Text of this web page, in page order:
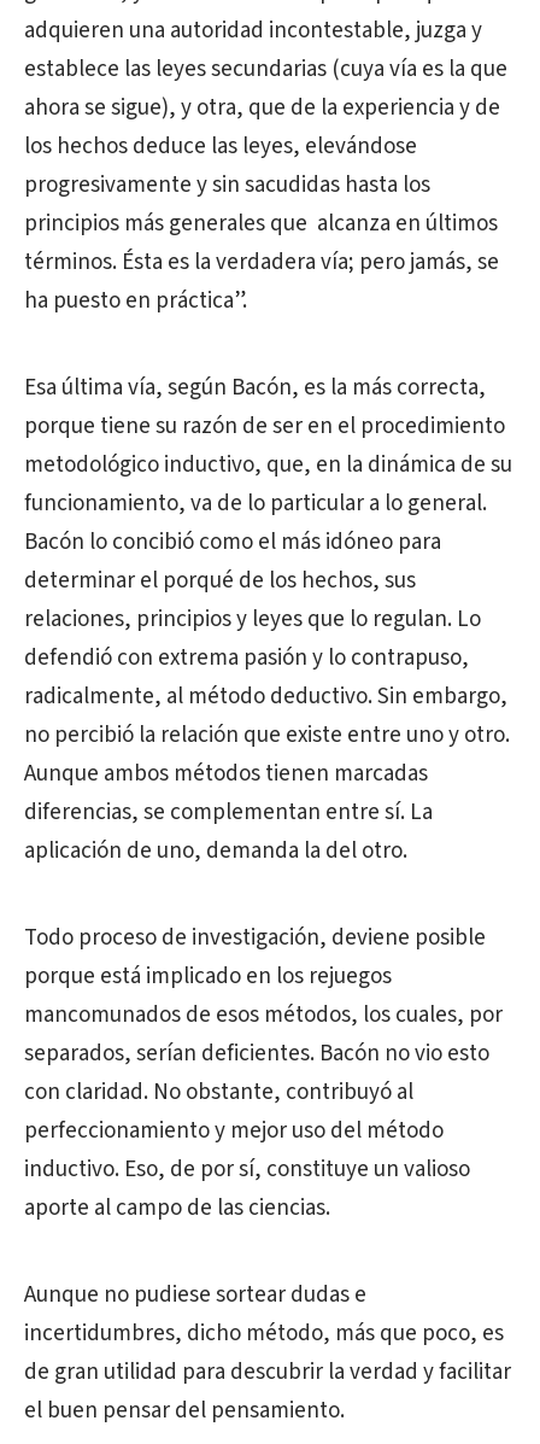
adquieren una autoridad incontestable, juzga y
establece las leyes secundarias (cuya vía es la que
ahora se sigue), y otra, que de la experiencia y de
los hechos deduce las leyes, elevándose
progresivamente y sin sacudidas hasta los
principios más generales que alcanza en últimos
términos. Ésta es la verdadera vía; pero jamás, se
ha puesto en práctica”.
Esa última vía, según Bacón, es la más correcta,
porque tiene su razón de ser en el procedimiento
metodológico inductivo, que, en la dinámica de su
funcionamiento, va de lo particular a lo general.
Bacón lo concibió como el más idóneo para
determinar el porqué de los hechos, sus
relaciones, principios y leyes que lo regulan. Lo
defendió con extrema pasión y lo contrapuso,
radicalmente, al método deductivo. Sin embargo,
no percibió la relación que existe entre uno y otro.
Aunque ambos métodos tienen marcadas
diferencias, se complementan entre sí. La
aplicación de uno, demanda la del otro.
Todo proceso de investigación, deviene posible
porque está implicado en los rejuegos
mancomunados de esos métodos, los cuales, por
separados, serían deficientes. Bacón no vio esto
con claridad. No obstante, contribuyó al
perfeccionamiento y mejor uso del método
inductivo. Eso, de por sí, constituye un valioso
aporte al campo de las ciencias.
Aunque no pudiese sortear dudas e
incertidumbres, dicho método, más que poco, es
de gran utilidad para descubrir la verdad y facilitar
el buen pensar del pensamiento.